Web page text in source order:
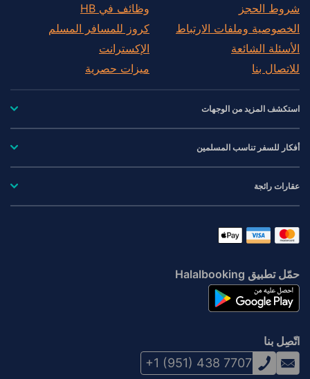
شروط الحجز
الخصوصية وملفات الارتباط
الأسئلة الشائعة
للاتصال بنا
وظائف في HB
كروز للمسافر المسلم
الإكسترانت
ميزات حصرية
استكشف المزيد من الوجهات
أفكار للسفر تناسب المسلمين
عقارات رائجة
حمّل تطبيق Halalbooking
اتّصِل بنا
+1 (951) 438 7707